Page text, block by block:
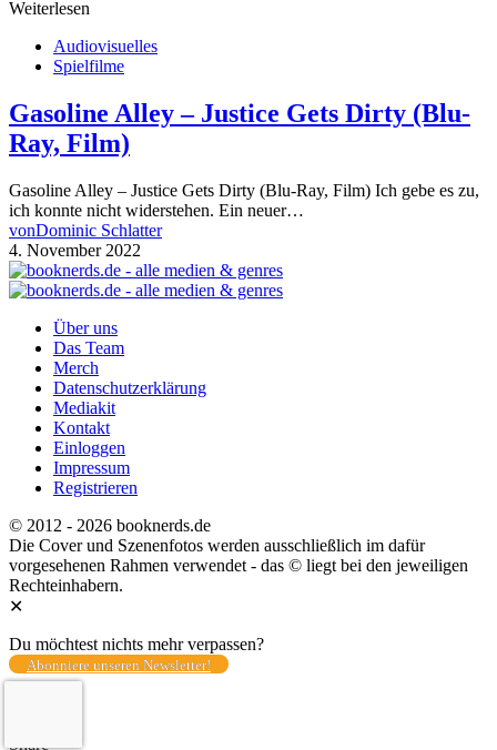
Weiterlesen
Audiovisuelles
Spielfilme
Gasoline Alley – Justice Gets Dirty (Blu-
Ray, Film)
Gasoline Alley – Justice Gets Dirty (Blu-Ray, Film) Ich gebe es zu,
ich konnte nicht widerstehen. Ein neuer…
vonDominic Schlatter
4. November 2022
Über uns
Das Team
Merch
Datenschutzerklärung
Mediakit
Kontakt
Einloggen
Impressum
Registrieren
© 2012 - 2026 booknerds.de
Die Cover und Szenenfotos werden ausschließlich im dafür
vorgesehenen Rahmen verwendet - das © liegt bei den jeweiligen
Rechteinhabern.
✕
Du möchtest nichts mehr verpassen?
Abonniere unseren Newsletter!
Share